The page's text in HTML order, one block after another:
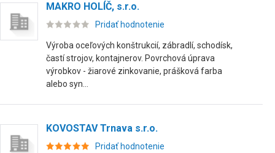
MAKRO HOLÍČ, s.r.o.
Pridať hodnotenie
Výroba oceľových konštrukcií, zábradlí, schodísk,
častí strojov, kontajnerov. Povrchová úprava
výrobkov - žiarové zinkovanie, prášková farba
alebo syn...
KOVOSTAV Trnava s.r.o.
Pridať hodnotenie